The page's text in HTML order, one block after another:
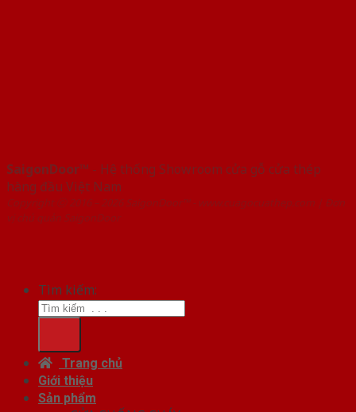
SaigonDoor™ - Hệ thống Showroom cửa gỗ cửa thép
hàng đầu Việt Nam
Copyright ⓒ 2016 – 2026 SaigonDoor™ - www.cuagocuathep.com | Đơn
vị chủ quản SaigonDoor
Tìm kiếm:
Trang chủ
Giới thiệu
Sản phẩm